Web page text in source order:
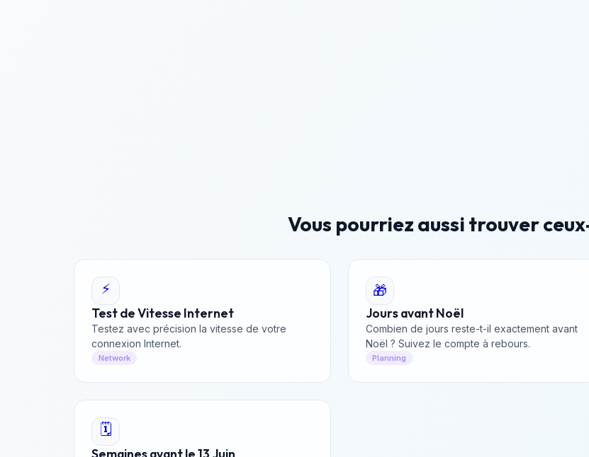
Vous pourriez aussi trouver
⚡
Test de Vitesse Internet
Testez avec précision la vitesse de votre
connexion Internet.
Network
🎁
Jours avant Noël
Combien de jours reste-t-il exactement avant
Noël ? Suivez le compte à rebours.
Planning
🗓️